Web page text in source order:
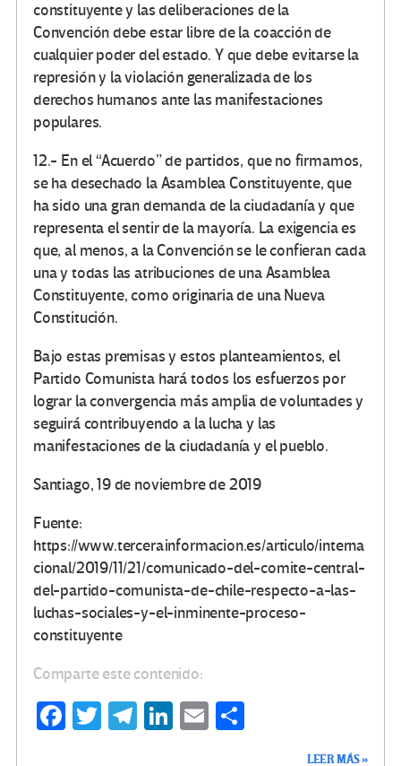
constituyente y las deliberaciones de la
Convención debe estar libre de la coacción de
cualquier poder del estado. Y que debe evitarse la
represión y la violación generalizada de los
derechos humanos ante las manifestaciones
populares.
12.- En el “Acuerdo” de partidos, que no firmamos,
se ha desechado la Asamblea Constituyente, que
ha sido una gran demanda de la ciudadanía y que
representa el sentir de la mayoría. La exigencia es
que, al menos, a la Convención se le confieran cada
una y todas las atribuciones de una Asamblea
Constituyente, como originaria de una Nueva
Constitución.
Bajo estas premisas y estos planteamientos, el
Partido Comunista hará todos los esfuerzos por
lograr la convergencia más amplia de voluntades y
seguirá contribuyendo a la lucha y las
manifestaciones de la ciudadanía y el pueblo.
Santiago, 19 de noviembre de 2019
Fuente:
https://www.tercerainformacion.es/articulo/interna
cional/2019/11/21/comunicado-del-comite-central-
del-partido-comunista-de-chile-respecto-a-las-
luchas-sociales-y-el-inminente-proceso-
constituyente
Comparte este contenido:
Fa T
Te
Li
E
LEER MÁS »